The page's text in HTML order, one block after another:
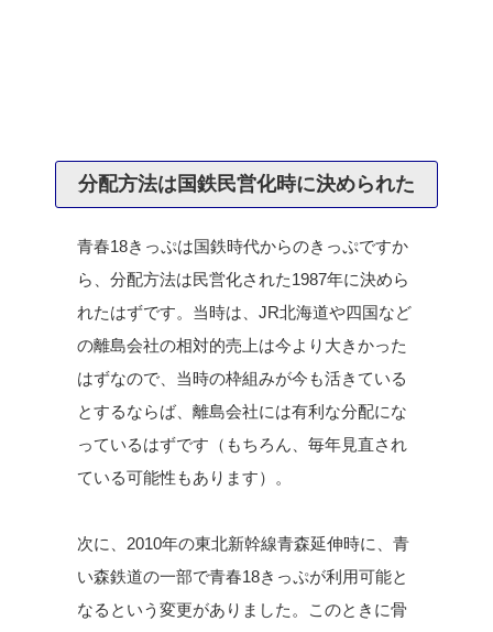
分配方法は国鉄民営化時に決められた
青春18きっぷは国鉄時代からのきっぷですか
ら、分配方法は民営化された1987年に決めら
れたはずです。当時は、JR北海道や四国など
の離島会社の相対的売上は今より大きかった
はずなので、当時の枠組みが今も活きている
とするならば、離島会社には有利な分配にな
っているはずです（もちろん、毎年見直され
ている可能性もあります）。
次に、2010年の東北新幹線青森延伸時に、青
い森鉄道の一部で青春18きっぷが利用可能と
なるという変更がありました。このときに骨